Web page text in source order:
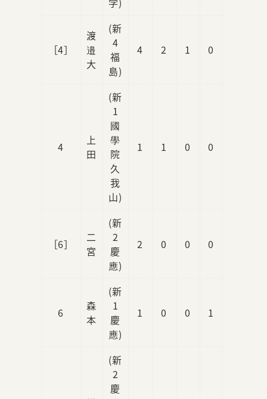
［4］
渡
邉
大
(新
4
福
島)
4 2 1 0
4
上
田
(新
1
國
學
院
久
我
山)
1 1 0 0
［6］
二
宮
(新
2
慶
應)
2 0 0 0
6
森
本
(新
1
慶
應)
1 0 0 1
(新
2
慶